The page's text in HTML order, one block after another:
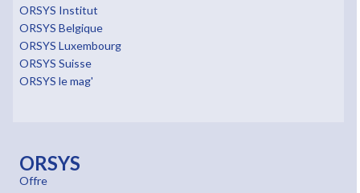
ORSYS Institut
ORSYS Belgique
ORSYS Luxembourg
ORSYS Suisse
ORSYS le mag'
ORSYS
Offre